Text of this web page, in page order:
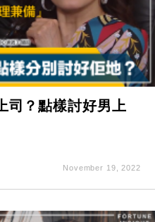
司？點樣討好男上
November 19, 2022